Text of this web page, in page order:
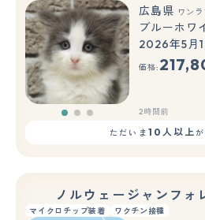
広島県 ワン
ブルーホワ
2026年5月
価格:
2時間前
ただいま 10人以上
ノルウェージャンフォ
マイクロチップ装着 ワクチン接種